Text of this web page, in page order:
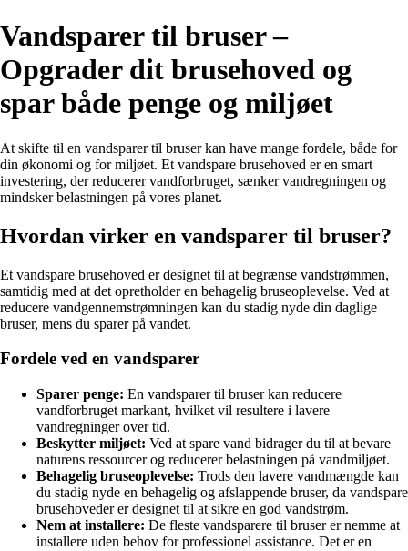
Vandsparer til bruser –
Opgrader dit brusehoved og
spar både penge og miljøet
At skifte til en vandsparer til bruser kan have mange fordele, både for
din økonomi og for miljøet. Et vandspare brusehoved er en smart
investering, der reducerer vandforbruget, sænker vandregningen og
mindsker belastningen på vores planet.
Hvordan virker en vandsparer til bruser?
Et vandspare brusehoved er designet til at begrænse vandstrømmen,
samtidig med at det opretholder en behagelig bruseoplevelse. Ved at
reducere vandgennemstrømningen kan du stadig nyde din daglige
bruser, mens du sparer på vandet.
Fordele ved en vandsparer
Sparer penge: En vandsparer til bruser kan reducere
vandforbruget markant, hvilket vil resultere i lavere
vandregninger over tid.
Beskytter miljøet: Ved at spare vand bidrager du til at bevare
naturens ressourcer og reducerer belastningen på vandmiljøet.
Behagelig bruseoplevelse: Trods den lavere vandmængde kan
du stadig nyde en behagelig og afslappende bruser, da vandspare
brusehoveder er designet til at sikre en god vandstrøm.
Nem at installere: De fleste vandsparere til bruser er nemme at
installere uden behov for professionel assistance. Det er en